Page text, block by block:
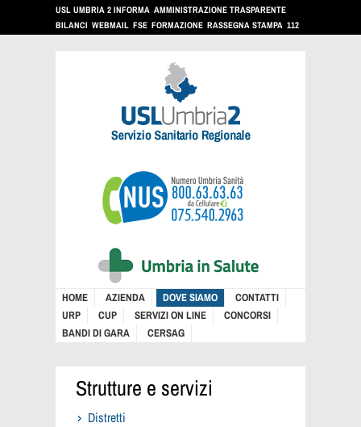
USL UMBRIA 2 INFORMA AMMINISTRAZIONE TRASPARENTE
BILANCI WEBMAIL FSE FORMAZIONE RASSEGNA STAMPA 112
HOME AZIENDA DOVE SIAMO
CONTATTI
URP
CUP SERVIZI ON LINE
CONCORSI
BANDI DI GARA
CERSAG
Strutture e servizi
Distretti